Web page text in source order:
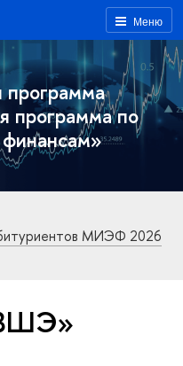
Меню
программа
программа по
МИЭФ 2026